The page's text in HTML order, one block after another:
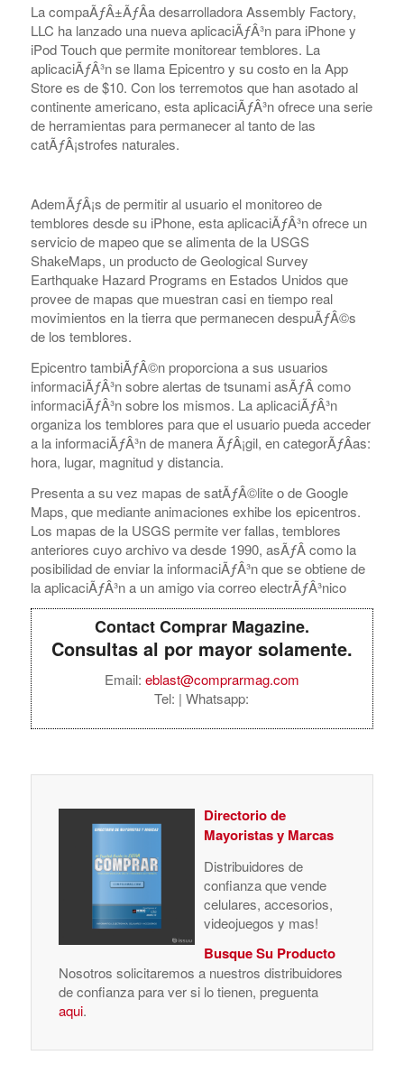
La compaÃƒÂ±ÃƒÂ­a desarrolladora Assembly Factory,
LLC ha lanzado una nueva aplicaciÃƒÂ³n para iPhone y
iPod Touch que permite monitorear temblores. La
aplicaciÃƒÂ³n se llama Epicentro y su costo en la App
Store es de $10. Con los terremotos que han asotado al
continente americano, esta aplicaciÃƒÂ³n ofrece una serie
de herramientas para permanecer al tanto de las
catÃƒÂ¡strofes naturales.
AdemÃƒÂ¡s de permitir al usuario el monitoreo de
temblores desde su iPhone, esta aplicaciÃƒÂ³n ofrece un
servicio de mapeo que se alimenta de la USGS
ShakeMaps, un producto de Geological Survey
Earthquake Hazard Programs en Estados Unidos que
provee de mapas que muestran casi en tiempo real
movimientos en la tierra que permanecen despuÃƒÂ©s
de los temblores.
Epicentro tambiÃƒÂ©n proporciona a sus usuarios
informaciÃƒÂ³n sobre alertas de tsunami asÃƒÂ­ como
informaciÃƒÂ³n sobre los mismos. La aplicaciÃƒÂ³n
organiza los temblores para que el usuario pueda acceder
a la informaciÃƒÂ³n de manera ÃƒÂ¡gil, en categorÃƒÂ­as:
hora, lugar, magnitud y distancia.
Presenta a su vez mapas de satÃƒÂ©lite o de Google
Maps, que mediante animaciones exhibe los epicentros.
Los mapas de la USGS permite ver fallas, temblores
anteriores cuyo archivo va desde 1990, asÃƒÂ­ como la
posibilidad de enviar la informaciÃƒÂ³n que se obtiene de
la aplicaciÃƒÂ³n a un amigo via correo electrÃƒÂ³nico
Contact Comprar Magazine.
Consultas al por mayor solamente.
Email: eblast@comprarmag.com
Tel: | Whatsapp:
Directorio de
Mayoristas y Marcas
Distribuidores de
confianza que vende
celulares, accesorios,
videojuegos y mas!
Busque Su Producto
Nosotros solicitaremos a nuestros distribuidores
de confianza para ver si lo tienen, preguenta
aqui.